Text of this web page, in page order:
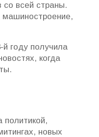
со всей страны.
машиностроение,
году получила
когда
новых